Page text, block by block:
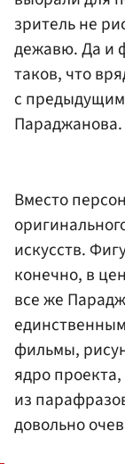
зритель не
дежавю. Да и
таков, что
с
Параджанова.
Вместо
искусств.
конечно, в
все же
фильмы,
ядро
из
довольно